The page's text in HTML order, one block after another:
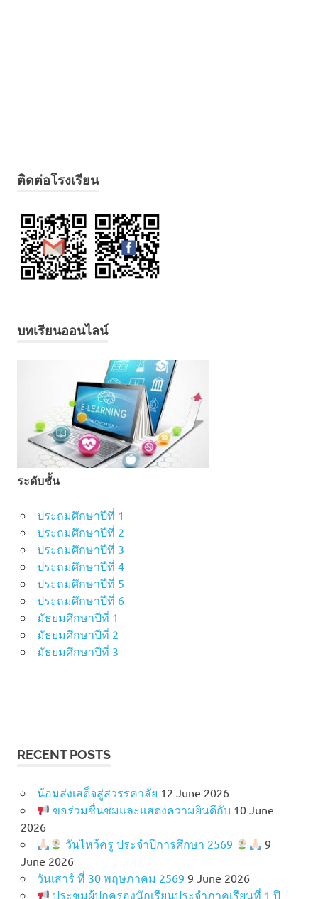
ติดต่อโรงเรียน
บทเรียนออนไลน์
ระดับชั้น
ประถมศึกษาปีที่ 1
ประถมศึกษาปีที่ 2
ประถมศึกษาปีที่ 3
ประถมศึกษาปีที่ 4
ประถมศึกษาปีที่ 5
ประถมศึกษาปีที่ 6
มัธยมศึกษาปีที่ 1
มัธยมศึกษาปีที่ 2
มัธยมศึกษาปีที่ 3
RECENT POSTS
น้อมส่งเสด็จสู่สวรรคาลัย 12 June 2026
ขอร่วมชื่นชมและแสดงความยินดีกับ 10 June
2026
วันไหว้ครู ประจำปีการศึกษา 2569
9
June 2026
วันเสาร์ ที่ 30 พฤษภาคม 2569 9 June 2026
ประชุมผู้ปกครองนักเรียนประจำภาคเรียนที่ 1 ปี